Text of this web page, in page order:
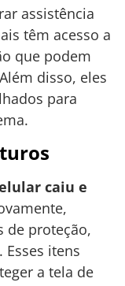
assistência
têm acesso a
que podem
disso, eles
para
caiu e
de proteção,
itens
a tela de